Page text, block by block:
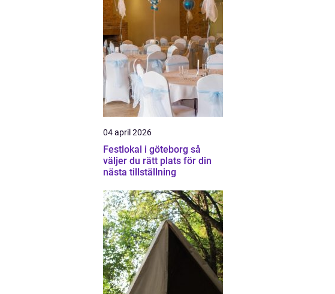
04 april 2026
Festlokal i göteborg så
väljer du rätt plats för din
nästa tillställning